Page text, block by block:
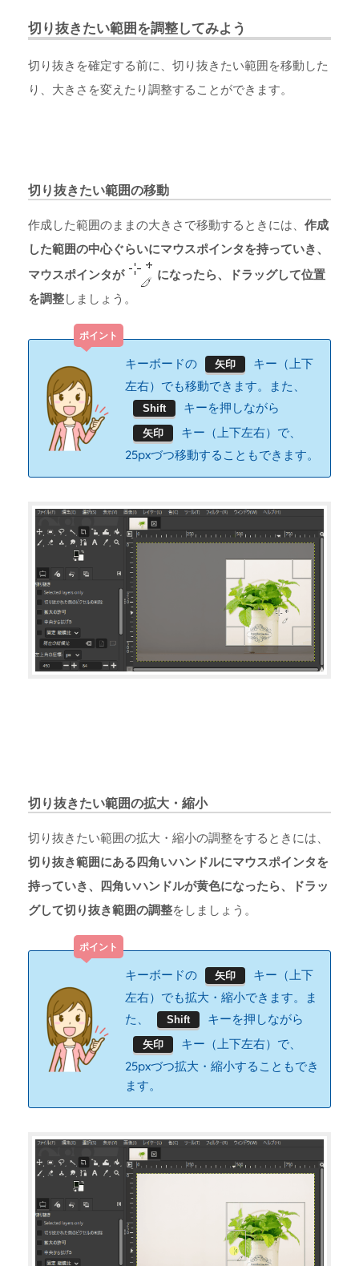
切り抜きたい範囲を調整してみよう
切り抜きを確定する前に、切り抜きたい範囲を移動した
り、大きさを変えたり調整することができます。
切り抜きたい範囲の移動
作成した範囲のままの大きさで移動するときには、 作成
した範囲の中心ぐらいにマウスポインタを持っていき、
マウスポインタが
になったら、ドラッグして位置
を調整しましょう。
キーボードの 矢印
キー（上下
左右）でも移動できます。また、
Shift キーを押しながら
矢印
キー（上下左右）で、
25pxづつ移動することもできます。
切り抜きたい範囲の拡大・縮小
切り抜きたい範囲の拡大・縮小の調整をするときには、
切り抜き範囲にある四角いハンドルにマウスポインタを
持っていき、四角いハンドルが黄色になったら、ドラッ
グして切り抜き範囲の調整をしましょう。
キーボードの 矢印
キー（上下
左右）でも拡大・縮小できます。ま
た、
Shift キーを押しながら
矢印
キー（上下左右）で、
25pxづつ拡大・縮小することもでき
ます。